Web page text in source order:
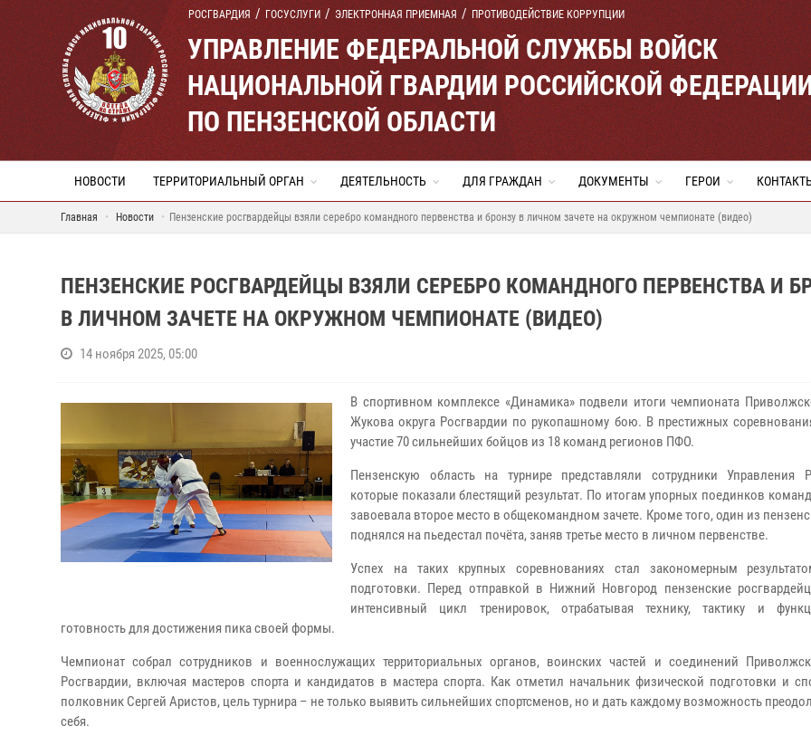
РОСГВАРДИЯ ГОСУСЛУГИ ЭЛЕКТРОННАЯ ПРИЕМНАЯ ПРОТИВОДЕЙСТВИЕ КОРРУПЦИИ
УПРАВЛЕНИЕ ФЕДЕРАЛЬНОЙ СЛУЖБЫ ВОЙСК
НАЦИОНАЛЬНОЙ ГВАРДИИ РОССИЙСКОЙ
ПО ПЕНЗЕНСКОЙ ОБЛАСТИ
НОВОСТИ ТЕРРИТОРИАЛЬНЫЙ ОРГАН ДЕЯТЕЛЬНОСТЬ ДЛЯ ГРАЖДАН ДОКУМЕНТЫ ГЕРОИ
Главная Новости Пензенские росгвардейцы взяли серебро командного первенства и бронзу в личном зачете на окружном чемпионате (видео)
ПЕНЗЕНСКИЕ РОСГВАРДЕЙЦЫ ВЗЯЛИ СЕРЕБРО КОМАНДНОГО ПЕРВЕНСТВА И
В ЛИЧНОМ ЗАЧЕТЕ НА ОКРУЖНОМ ЧЕМПИОНАТЕ (ВИДЕО)
14 ноября 2025, 05:00
В спортивном комплексе «Динамика» подвели итоги чемпионата
Жукова округа Росгвардии по рукопашному бою. В престижных
участие 70 сильнейших бойцов из 18 команд регионов ПФО.
Пензенскую область на турнире представляли сотрудники Управления
которые показали блестящий результат. По итогам упорных поединков
завоевала второе место в общекомандном зачете. Кроме того, один из
поднялся на пьедестал почёта, заняв третье место в личном первенстве.
Успех на таких крупных соревнованиях стал закономерным
подготовки. Перед отправкой в Нижний Новгород пензенские
интенсивный цикл тренировок, отрабатывая технику, тактику и
готовность для достижения пика своей формы.
Чемпионат собрал сотрудников и военнослужащих территориальных органов, воинских частей и соединений
Росгвардии, включая мастеров спорта и кандидатов в мастера спорта. Как отметил начальник физической подготовки и
полковник Сергей Аристов, цель турнира – не только выявить сильнейших спортсменов, но и дать каждому возможность
себя.